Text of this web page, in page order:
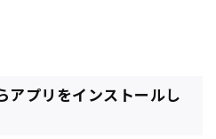
アプリをインストールし